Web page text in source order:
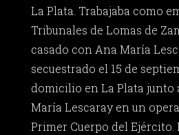
La Plata. Trabajaba como
Tribunales de Lomas de
casado con Ana María
secuestrado el 15 de
domicilio en La Plata junto
María Lescaray en un
Primer Cuerpo del Ejército.